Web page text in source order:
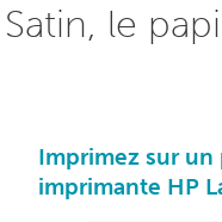
le
Imprimez sur
imprimante HP